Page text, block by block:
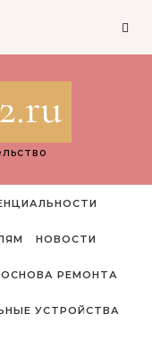
НОВОСТИ
ОСНОВА РЕМОНТА
УСТРОЙСТВА